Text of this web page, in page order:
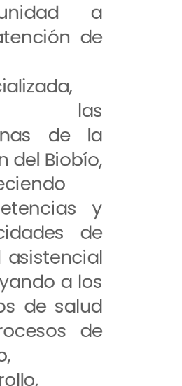
a
de
las
de la
del Biobío,
y
de
asistencial
a los
de salud
de